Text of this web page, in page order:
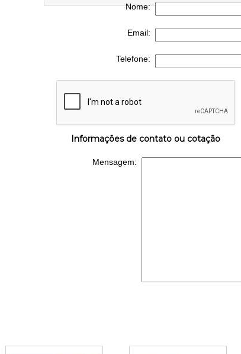
Nome:
Email:
Telefone:
Informações de contato ou cotação
Mensagem: